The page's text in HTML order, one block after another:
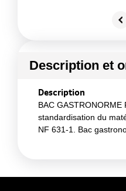
Description et
Description
BAC
standardisation du
NF 631-1. Bac